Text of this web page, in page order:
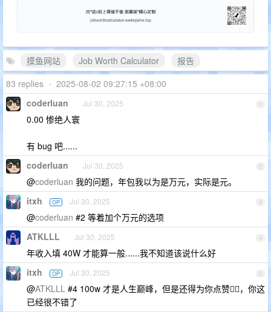
摸鱼网站 Job Worth Calculator
报告
83 replies • 2025-08-02 09:27:15 +08:00
1
coderluan Jul 30, 2025
0.00 惨绝人寰
有 bug 吧......
2
coderluan Jul 30, 2025
@coderluan 我的问题，年包我以为是万元，实际是元。
3
itxh OP Jul 30, 2025
@coderluan #2 等着加个万元的选项
4
ATKLLL Jul 30, 2025
年收入填 40W 才能算一般......我不知道该说什么好
5
itxh OP Jul 30, 2025
@ATKLLL #4 100w 才是人生巅峰，但是还得为你点赞👍🏻，你这
已经很不错了